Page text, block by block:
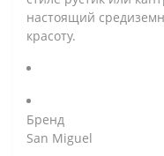
настоящий
красоту.
Бренд
San Miguel